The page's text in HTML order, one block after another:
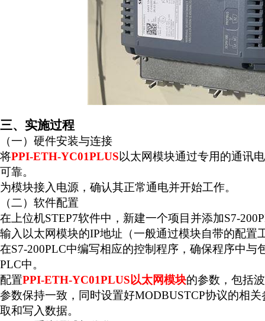
三、实施过程
（一）硬件安装与连接
将PPI-ETH-YC01PLUS以太网模块通过专用的通讯
可靠。
为模块接入电源，确认其正常通电并开始工作。
（二）软件配置
在上位机STEP7软件中，新建一个项目并添加S7-
输入以太网模块的IP地址（一般通过模块自带的配置
在S7-200PLC中编写相应的控制程序，确保程序中与
PLC中。
配置PPI-ETH-YC01PLUS 以太网模块的参数，包括
参数保持一致，同时设置好MODBUSTCP协议的相关
取和写入数据。